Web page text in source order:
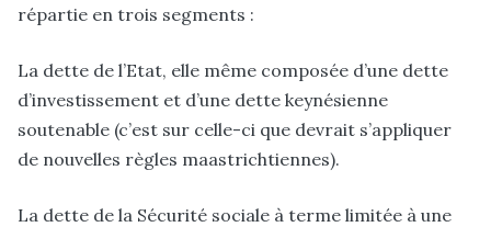
répartie en trois segments :
La dette de l’Etat, elle même composée d’une dette
d’investissement et d’une dette keynésienne
soutenable (c’est sur celle-ci que devrait s’appliquer
de nouvelles règles maastrichtiennes).
La dette de la Sécurité sociale à terme limitée à une